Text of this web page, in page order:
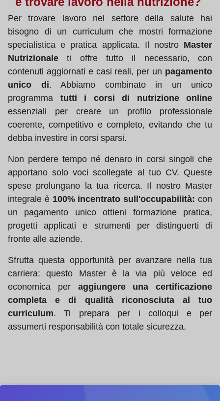
Per trovare lavoro nel settore della salute hai
bisogno di un curriculum che mostri formazione
specialistica e pratica applicata. Il nostro Master
Nutrizionale ti offre tutto il necessario, con
contenuti aggiornati e casi reali, per un pagamento
unico di. Abbiamo combinato in un unico
programma tutti i corsi di nutrizione online
essenziali per creare un profilo professionale
coerente, competitivo e completo, evitando che tu
debba investire in corsi sparsi.
Non perdere tempo né denaro in corsi singoli che
apportano solo voci scollegate al tuo CV. Queste
spese prolungano la tua ricerca. Il nostro Master
integrale è 100% incentrato sull'occupabilità: con
un pagamento unico ottieni formazione pratica,
progetti applicati e strumenti per distinguerti di
fronte alle aziende.
Sfrutta questa opportunità per avanzare nella tua
carriera: questo Master è la via più veloce ed
economica per aggiungere una certificazione
completa e di qualità riconosciuta al tuo
curriculum. Ti prepara per i colloqui e per
assumerti responsabilità con totale sicurezza.